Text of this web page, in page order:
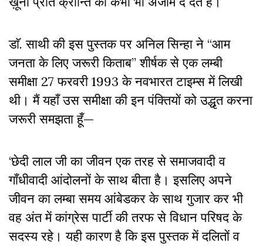
डाॅ. साथी की इस पुस्तक पर अनिल सिन्हा ने “आम
जनता के लिए जरूरी किताब” शीर्षक से एक लम्बी
समीक्षा 27 फरवरी 1993 के नवभारत टाइम्स में लिखी
थी। मैं यहाँ उस समीक्षा की इन पंक्तियों को उद्धृत करना
जरूरी समझता हूँ—
‘छेदी लाल जी का जीवन एक तरह से समाजवादी व
गाँधीवादी आंदोलनों के साथ बीता है। इसलिए अपने
जीवन का लम्बा समय आंबेडकर के साथ गुजार कर भी
वह अंत में कांग्रेस पार्टी की तरफ से विधान परिषद के
सदस्य रहे। यही कारण है कि इस पुस्तक में दलितों व